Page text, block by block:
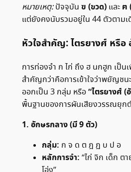
หมายเหตุ:ปัจจุบัน ฃ (ขวด)และ ฅ
แต่ยังคงนับรวมอยู่ใน 44 ตัวตามเ
หัวใจสำคัญ: ไตรยางศ์ หรือ
การท่องจำ ก ไก่ ถึง ฮ นกฮูก เป็น
สำคัญกว่าคือการเข้าใจว่าพยัญช
ออกเป็น 3 กลุ่ม หรือ“ไตรยางศ์
พื้นฐานของการผันเสียงวรรณยุก
1. อักษรกลาง (มี 9 ตัว)
กลุ่ม: ก จ ด ต ฎ ฏ บ ป อ
หลักการจำ: “ไก่ จิก เด็ก ต